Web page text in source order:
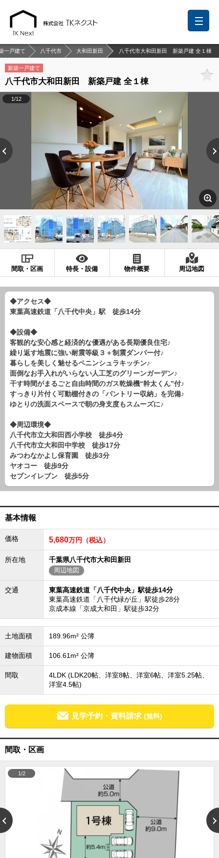
一戸建て 八千代市 大和田新田 八千代市大和田新田 新築戸建 全１棟
新築一戸建て
八千代市大和田新田 新築戸建 全１棟
1/12
間取・区画 特長・設備 物件概要 周辺地図
◆アクセス◆
東葉高速鉄道「八千代中央」駅 徒歩14分
◆設備◆
客観的な安心感と経済的な優遇がある長期優良住宅♪
繰り返す地震に強い耐震等級３＋制震ダンパー付♪
暮らしを美しく魅せるペニンシュラキッチン♪
面倒なお手入れがいらない人工芝のグリーンガーデン♪
干す時間がまるごと自由時間のガス乾燥機“幹太くん”付♪
すっきり片付く可動棚付きの「パントリー収納」を完備♪
ゆとりの洗面スペースで朝の身支度もスムーズに♪
◆周辺環境◆
八千代市立大和田西小学校 徒歩4分
八千代市立大和田中学校 徒歩17分
みつわなかよし保育園 徒歩3分
ヤオコー 徒歩9分
セブンイレブン 徒歩5分
基本情報
価格 5,680万円（税込）
所在地 千葉県八千代市大和田新田
周辺地図
交通
東葉高速鉄道「八千代中央」駅徒歩14分
東葉高速鉄道「八千代緑が丘」駅徒歩28分
京成本線「京成大和田」駅徒歩32分
土地面積 189.96m² 公簿
建物面積 106.61m² 公簿
間取
4LDK (LDK20帖、洋室8帖、洋室6帖、洋室5.25帖、
洋室4.5帖)
見学予約・資料請求 (無料)
間取・区画
1/2
前回の履歴 検討リスト 保存した検索条件
中国語での対応も可能です
お問い合わせ
営業メールは固くお断りします
松戸支店 成田支店 木更津支店
東京支店
神奈川支店
沖縄支店
現地販売会情報
千葉本店 松戸支店 成田支店 木更津支店
東京支店
神奈川支店
沖縄支店
千葉本店 松戸支店
神奈川支店
沖縄支店
売却査定 会社案内
お問い合わせ サイトマップ
プライバシーポリシー
物件検索
新築一戸建
エリアから探す
路線から探す
中古一戸建
エリアから探す
エリアから探す
路線から探す
土 地
エリアから探す
路線から探す
エリアから物件検索
松戸･柏方面エリア
松戸･柏方面エリアの新築一戸建
松戸･柏方面エリアの中古一戸建
松戸･柏方面エリアの土地
成田･銚子方面エリア
成田･銚子方面エリアの新築一戸建
成田･銚子方面エリアの中古一戸建
成田･銚子方面エリアの土地
四街道･佐倉･八千代方面エリア
四街道･佐倉･八千代方面エリアの中古一戸建
四街道･佐倉･八千代方面エリアのマンション
四街道･佐倉･八千代方面エリアの土地
船橋･市川･浦安方面エリア
船橋･市川･浦安方面エリアの新築一戸建
船橋･市川･浦安方面エリアの中古一戸建
船橋･市川･浦安方面エリアのマンション
船橋･市川･浦安方面エリアの土地
千葉市エリアの新築一戸建
千葉市エリアの中古一戸建